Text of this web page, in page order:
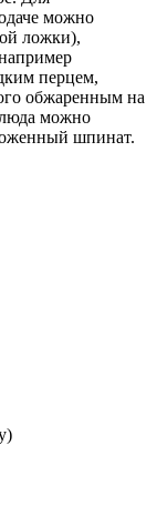
можно
ложки),
перцем,
обжаренным на
можно
шпинат.